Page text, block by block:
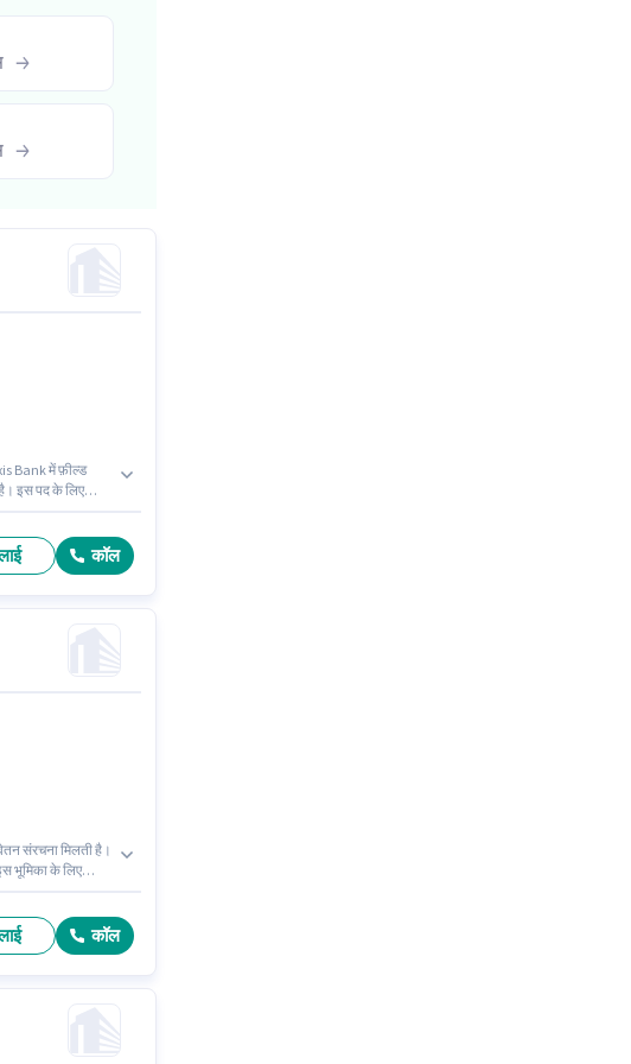
Bank में फ़ील्ड
इस पद के लिए
कॉल
संरचना मिलती है।
भूमिका के लिए
कॉल